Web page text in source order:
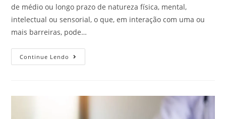
de médio ou longo prazo de natureza física, mental,
intelectual ou sensorial, o que, em interação com uma ou
mais barreiras, pode…
Continue Lendo